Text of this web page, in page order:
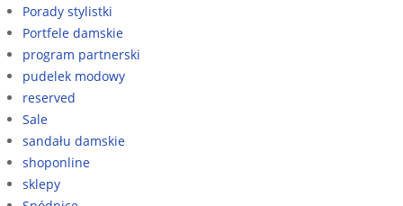
Porady stylistki
Portfele damskie
program partnerski
pudelek modowy
reserved
Sale
sandału damskie
shoponline
sklepy